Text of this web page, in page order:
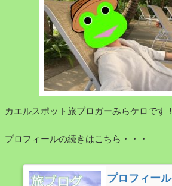
カエルスポット旅ブロガーみらケロです！
プロフィールの続きはこちら・・・
プロフィール